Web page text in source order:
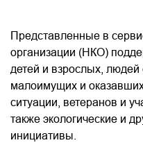
Представленные в
организации (НКО)
детей и взрослых, людей
малоимущих и
ситуации, ветеранов и
также экологические и
инициативы.